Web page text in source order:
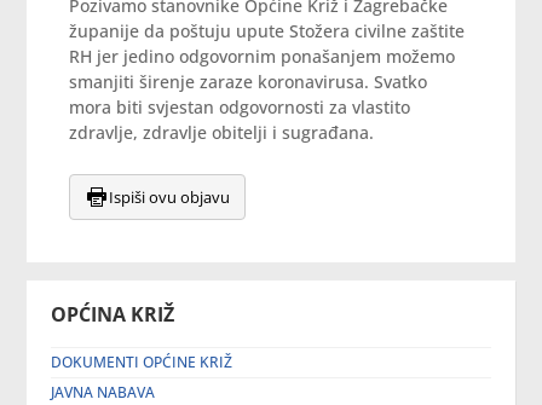
OPĆINA KRIŽ
DOKUMENTI OPĆINE KRIŽ
JAVNA NABAVA
Pozivamo stanovnike Općine Križ i Zagrebačke
županije da poštuju upute Stožera civilne zaštite
RH jer jedino odgovornim ponašanjem možemo
smanjiti širenje zaraze koronavirusa. Svatko
mora biti svjestan odgovornosti za vlastito
zdravlje, zdravlje obitelji i sugrađana.
Ispiši ovu objavu